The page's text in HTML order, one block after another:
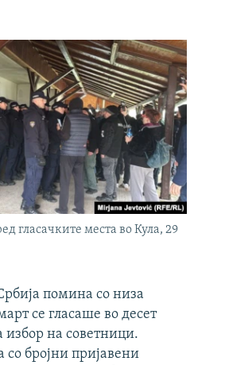
гласачките места во Кула, 29
помина со низа
се гласаше во десет
на советници.
со бројни пријавени